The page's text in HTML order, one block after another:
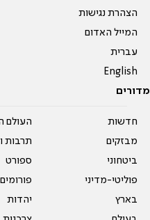
הצהרת נגישות
המייל האדום
עברית
English
מדורים
חדשות
מבזקים
ביטחוני
פוליטי-מדיני
בארץ
העולם
תרבות
ספורט
פורומים
יהדות